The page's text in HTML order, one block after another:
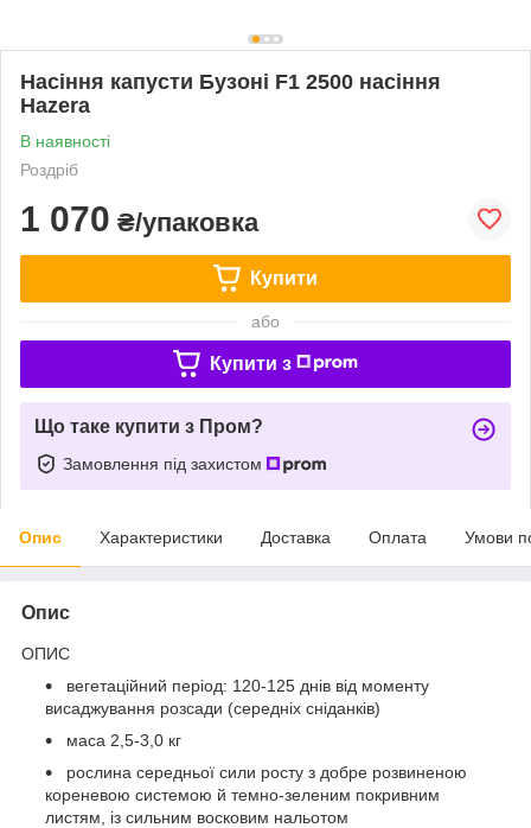
Насіння капусти Бузоні F1 2500 насіння
Hazera
В наявності
Роздріб
1 070 ₴/упаковка
Купити
або
Купити з
Що таке купити з Пром?
Замовлення під захистом
Опис Характеристики Доставка Оплата Умови
Опис
ОПИС
вегетаційний період: 120-125 днів від моменту
висаджування розсади (середніх сніданків)
маса 2,5-3,0 кг
рослина середньої сили росту з добре розвиненою
кореневою системою й темно-зеленим покривним
листям, із сильним восковим нальотом